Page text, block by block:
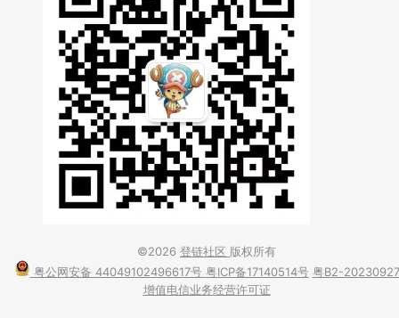
©2026 登链社区 版权所有
粤公网安备 44049102496617号 粤ICP备17140514号 粤B2-20230927
增值电信业务经营许可证